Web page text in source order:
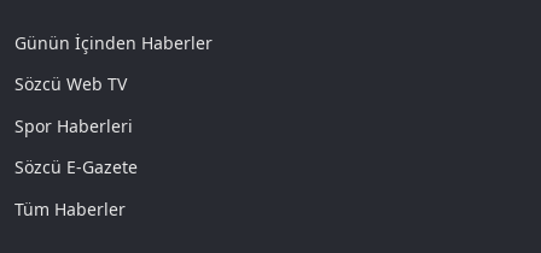
Günün İçinden Haberler
Sözcü Web TV
Spor Haberleri
Sözcü E-Gazete
Tüm Haberler